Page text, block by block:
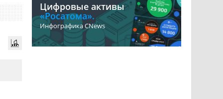
Цифровые активы
«Росатома».
Инфографика CNews